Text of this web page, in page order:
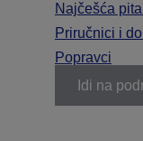
Najčešća
Priručnici i
Popravci
Idi na